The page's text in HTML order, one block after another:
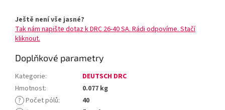
Ještě není vše jasné?
Tak nám napište dotaz k DRC 26-40 SA. Rádi odpovíme. Stačí
kliknout.
Doplňkové parametry
Kategorie:
DEUTSCH DRC
Hmotnost:
0.077 kg
? Počet pólů:
40